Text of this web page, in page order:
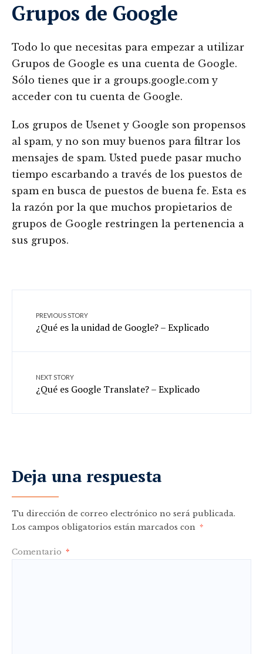
Grupos de Google
Todo lo que necesitas para empezar a utilizar
Grupos de Google es una cuenta de Google.
Sólo tienes que ir a groups.google.com y
acceder con tu cuenta de Google.
Los grupos de Usenet y Google son propensos
al spam, y no son muy buenos para filtrar los
mensajes de spam. Usted puede pasar mucho
tiempo escarbando a través de los puestos de
spam en busca de puestos de buena fe. Esta es
la razón por la que muchos propietarios de
grupos de Google restringen la pertenencia a
sus grupos.
PREVIOUS STORY
¿Qué es la unidad de Google? – Explicado
NEXT STORY
¿Qué es Google Translate? – Explicado
Deja una respuesta
Tu dirección de correo electrónico no será publicada.
Los campos obligatorios están marcados con *
Comentario *